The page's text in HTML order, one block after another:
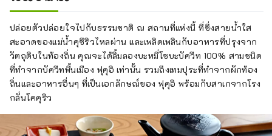
ปล่อยตัวปล่อยใจไปกับธรรมชาติ ณ สถานที่แห่งนี้ ที่ซึ่งสายน้ำใส
สะอาดของแม่น้ำคุซึริวไหลผ่าน และเพลิดเพลินกับอาหารที่ปรุงจาก
วัตถุดิบในท้องถิ่น คุณจะได้ลิ้มลองบะหมี่โซบะบัควีท 100% สามชนิด
ที่ทำจากบัควีทพื้นเมือง ฟุคุอิ เท่านั้น รวมถึงเทมปุระที่ทำจากผักท้อง
ถิ่นและอาหารอื่นๆ ที่เป็นเอกลักษณ์ของ ฟุคุอิ พร้อมกับสาเกจากโรง
กลั่นโคคุริว